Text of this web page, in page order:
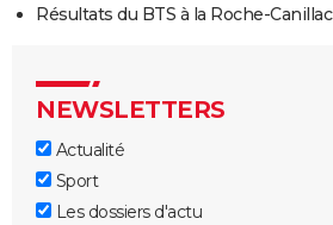
Résultats du BTS à la Roche-Canillac
NEWSLETTERS
Actualité
Sport
Les dossiers d'actu